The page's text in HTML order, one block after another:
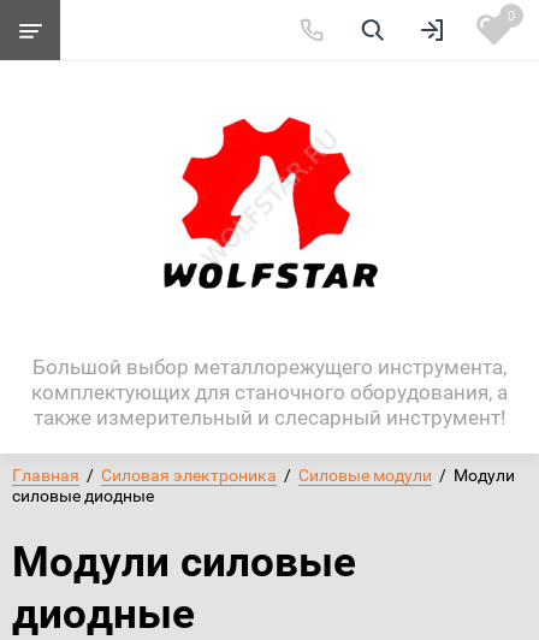
0
Большой выбор металлорежущего инструмента,
комплектующих для станочного оборудования, а
также измерительный и слесарный инструмент!
Главная
  /
Силовая электроника
  /
Силовые модули
  /  Модули
силовые диодные
Модули силовые
диодные